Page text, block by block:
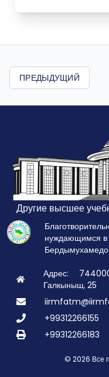
ПРЕДЫДУЩИЙ
Другие высшее
нуждающимся в
Адрес:
Галкыныш, 25
+99312266155
+99312266183
© 2026 Все